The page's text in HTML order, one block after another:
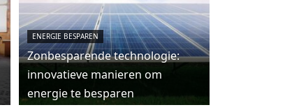
ENERGIE BESPAREN
Zonbesparende technologie:
innovatieve manieren om
energie te besparen